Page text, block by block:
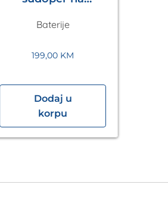
Tamno Siva
Baterije
199,00 KM
Dodaj u
korpu